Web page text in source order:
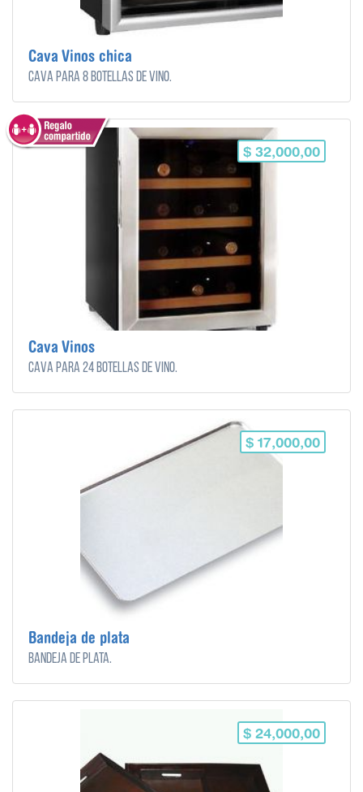
Cava Vinos chica
Cava para 8 botellas de vino.
$ 32,000,00
Cava Vinos
Cava para 24 botellas de vino.
$ 17,000,00
Bandeja de plata
Bandeja de plata.
$ 24,000,00